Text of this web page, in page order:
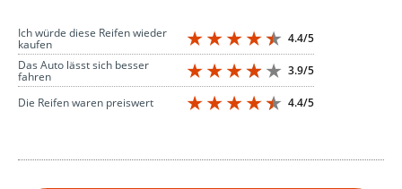
Ich würde diese Reifen wieder
kaufen
4.4/5
Das Auto lässt sich besser
fahren 3.9/5
Die Reifen waren preiswert 4.4/5